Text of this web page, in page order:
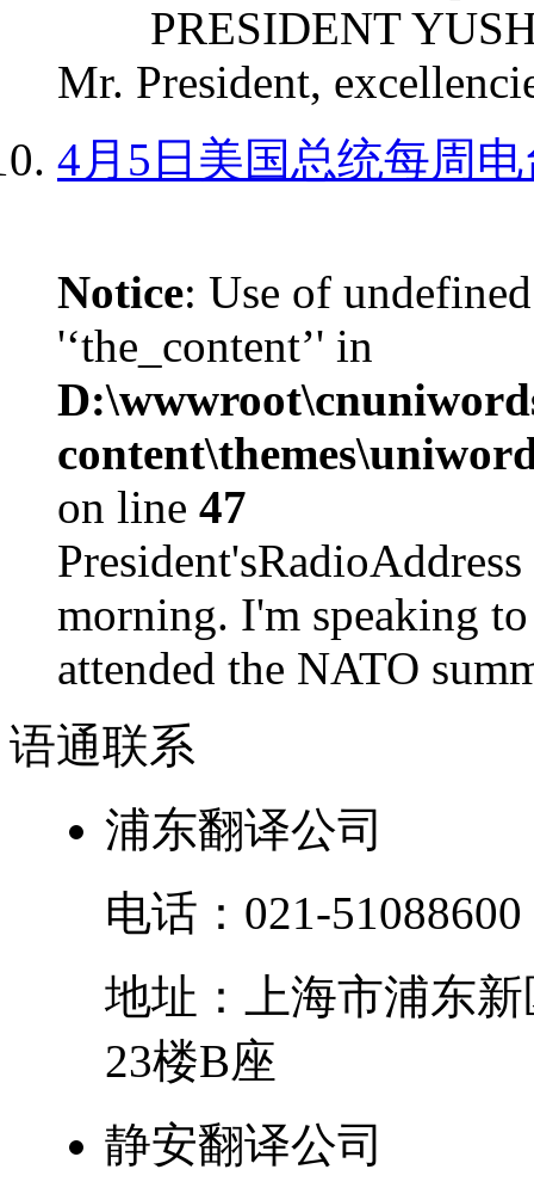
PRESIDENT
Mr. President,
4月5日美国总统每周
Notice: Use of
'‘the_content’' in
on line 47
morning. I'm speaking
attended the NATO
语通联系
浦东翻译公司
电话： 021-51088600
地址：
上海市浦东新
23楼B座
静安翻译公司